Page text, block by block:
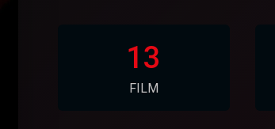
13
FILM